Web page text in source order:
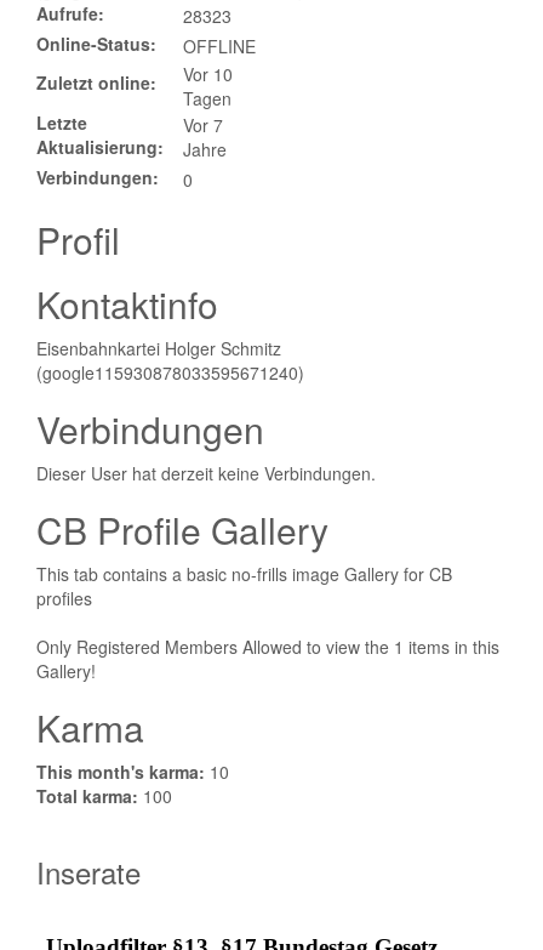
Aufrufe:
28323
Online-Status:
OFFLINE
Zuletzt online:
Vor 10
Tagen
Letzte
Aktualisierung:
Vor 7
Jahre
Verbindungen:
0
Profil
Kontaktinfo
Eisenbahnkartei Holger Schmitz
(google115930878033595671240)
Verbindungen
Dieser User hat derzeit keine Verbindungen.
CB Profile Gallery
This tab contains a basic no-frills image Gallery for CB
profiles
Only Registered Members Allowed to view the 1 items in this
Gallery!
Karma
This month's karma: 10
Total karma: 100
Inserate